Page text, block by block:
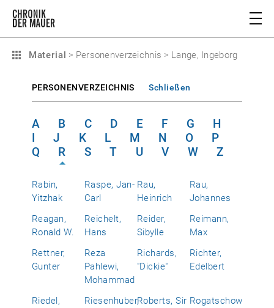
Material > Personenverzeichnis > Lange, Ingeborg
PERSONENVERZEICHNIS Schließen
A B C D E F G
H
I
J K L M N O
P
Q
R S T U V W Z
Rabin,
Yitzhak
Raspe, Jan-
Carl
Rau,
Heinrich
Rau,
Johannes
Reagan,
Ronald W.
Reichelt,
Hans
Reider,
Sibylle
Reimann,
Max
Rettner,
Gunter
Reza
Pahlewi,
Mohammad
Richards,
"Dickie"
Richter,
Edelbert
Riedel,
Riesenhuber,Roberts, Sir Rogatschow